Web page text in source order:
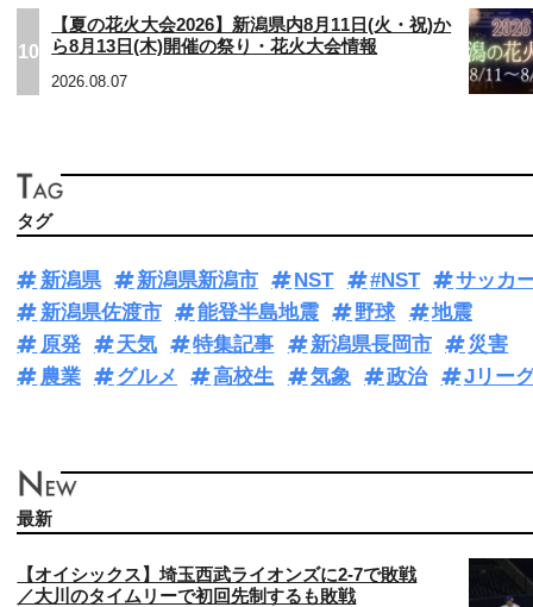
10
【夏の花火大会2026】新潟県内8月11日(火・祝)か
ら8月13日(木)開催の祭り・花火大会情報
2026.08.07
タグ
新潟県 新潟県新潟市 NST #NST
サッカ
新潟県佐渡市
能登半島地震 野球
地震
原発
天気 特集記事 新潟県長岡市
災害
農業
グルメ 高校生 気象 政治 Jリー
最新
【オイシックス】埼玉西武ライオンズに2-7で敗戦
／大川のタイムリーで初回先制するも敗戦